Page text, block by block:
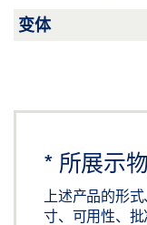
磁吸压板基座
下载 (.DXF |
* 所展示
上述产品的形
寸、可用性、